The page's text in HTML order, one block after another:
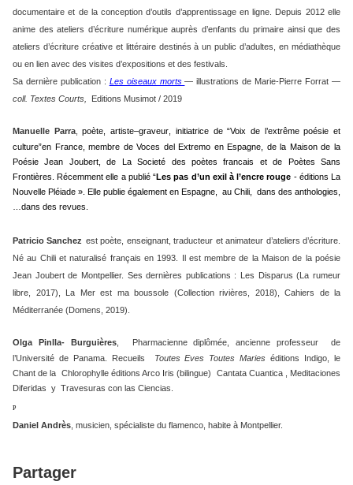
documentaire et de la conception d’outils d’apprentissage en ligne. Depuis 2012 elle
anime des ateliers d’écriture numérique auprès d’enfants du primaire ainsi que des
ateliers d’écriture créative et littéraire destinés à un public d’adultes, en médiathèque
ou en lien avec des visites d’expositions et des festivals.
Sa dernière publication : Les oiseaux morts— illustrations de Marie-Pierre Forrat —
coll. Textes Courts,
Editions Musimot / 2019
Manuelle Parra,poète,artiste–graveur , initiatrice de “Voix de l’extrême poésie et
culture”en France, membre de Voces del Extremo en Espagne, de la Maison de la
Poésie Jean Joubert, de La Societé des poètes francais et de Poètes Sans
Frontières. Récemment elle a publié “Les pas d’un exil à l’encre rouge - éditions La
Nouvelle Pléiade ». Elle publie également en Espagne, au Chili, dans des anthologies,
…dans des revues.
Patricio Sanchez est poète, enseignant, traducteur et animateur d’ateliers d’écriture.
Né au Chili et naturalisé français en 1993. Il est membre de la Maison de la poésie
Jean Joubert de Montpellier. Ses dernières publications : Les Disparus (La rumeur
libre, 2017), La Mer est ma boussole (Collection rivières, 2018), Cahiers de la
Méditerranée (Domens, 2019).
Olga Pinlla- Burguières,
Pharmacienne diplômée, ancienne professeur de
l’Université de Panama. Recueils
Toutes Eves Toutes Maries éditions Indigo, le
Chant de la Chlorophylle éditions Arco Iris (bilingue) Cantata Cuantica , Meditaciones
Diferidas y Travesuras con las Ciencias.
P
Daniel Andrès musicien, spécialiste du flamenco, habite à Montpellier.
Partager